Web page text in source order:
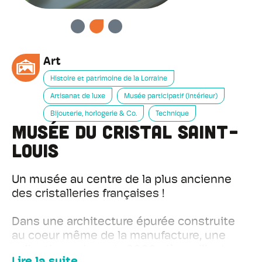
PRÉCÉDENT
SUIVANT
Art
Histoire et patrimoine de la Lorraine
Artisanat de luxe Musée participatif (intérieur)
Bijouterie, horlogerie & Co. Technique
musée du cristal Saint-
Louis
Un musée au centre de la plus ancienne
des cristalleries françaises !
Dans une architecture épurée construite
au coeur même de la manufacture, une